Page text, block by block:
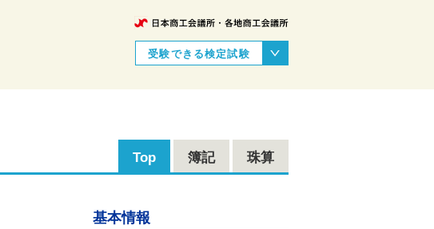
受験できる検定試験
Top 簿記 珠算
基本情報